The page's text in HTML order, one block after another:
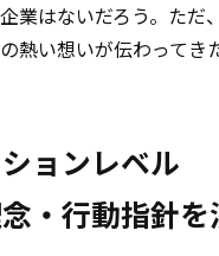
業はないだろう。た
熱い想いが伝わってき
ョンレベル
・行動指針